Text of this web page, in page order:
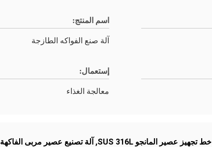
اسم المنتج:
آلة صنع الفواكه الطازجة
إستعمال:
معالجة الغذاء
خط تجهيز عصير المانجو SUS 316L , آلة تصنيع عصير مربى الفاكهة